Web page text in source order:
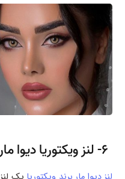
6- لنز ویکتوریا دیوا مار